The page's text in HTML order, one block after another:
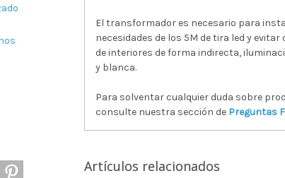
El transformador es necesario para
necesidades de los 5M de tira led y
de interiores de forma indirecta,
y blanca.
Para solventar cualquier duda sobre
consulte nuestra sección de Preguntas
Artículos relacionados